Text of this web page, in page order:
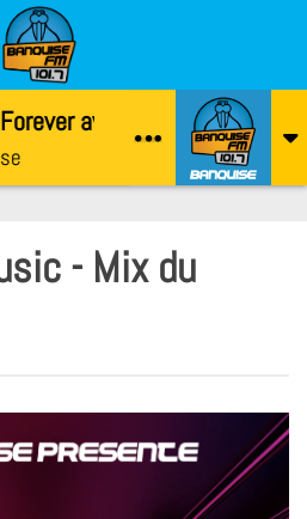
avec Raven
- Mix du